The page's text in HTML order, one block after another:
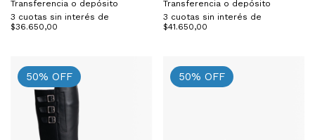
Transferencia o depósito
3 cuotas sin interés de
$36.650,00
Transferencia o depósito
3 cuotas sin interés de
$41.650,00
50% OFF 50% OFF